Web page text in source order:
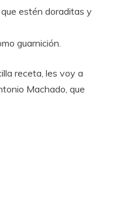
estén doraditas y
guarnición.
receta, les voy a
Machado, que